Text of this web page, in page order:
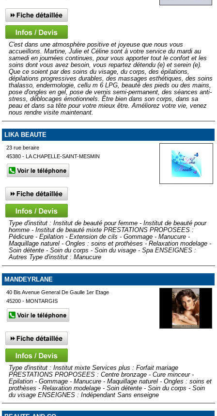
C'est dans une atmosphère positive et joyeuse que nous vous
accueillons. Martine, Julie et Céline sont à votre service du mardi au
samedi en journées continues, pour vous apporter tout le confort et les
soins dont vous avez besoin, vous repartez détendu (e) et serein (e).
Que ce soient par des soins du visage, du corps, des épilations,
dépilations progressives durables, des massages esthétiques, des soins
thalasso, endermologie, cellu m 6 LPG, beauté des pieds ou des mains,
pose d'ongles en gel, pose de vernis semi-permanent, des séances anti-
stress, déblocages émotionnels. Être bien dans son corps, dans sa
peau et dans sa tête pour votre mieux être. Améliorez votre vie, venez
nous rendre visite maintenant.
LIKA BEAUTE
23 rue beraire
45380 - LA CHAPELLE-SAINT-MESMIN
Type d'institut : Institut de beauté pour femme - Institut de beauté pour
homme - Institut de beauté mixte PRESTATIONS PROPOSEES :
Pédicure - Epilation - Extension de cils - Gommage - Manucure -
Maquillage naturel - Ongles : soins et prothèses - Relaxation modelage -
Soin détente - Soin du corps - Soin du visage - Spa ENSEIGNES :
Autres Type d'institut : Manucure
MANDEYRLANE
40 Bis Avenue General De Gaulle 1er Etage
45200 - MONTARGIS
Type d'institut : Institut mixte Services plus : Forfait mariage
PRESTATIONS PROPOSEES : Centre bronzage - Cure minceur -
Epilation - Gommage - Manucure - Maquillage naturel - Ongles : soins et
prothèses - Relaxation modelage - Soin détente - Soin du corps - Soin
du visage ENSEIGNES : Indépendant Sans enseigne